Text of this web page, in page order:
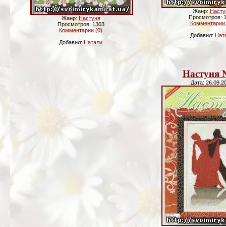
Жанр: Настуня
Просмотров: 1303
Комментарии (0)
Добавил: Натали
Жанр:
Просмотров:
Добавил:
Настуня
Дата: